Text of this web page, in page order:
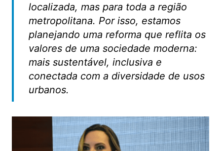
localizada, mas para toda a região
metropolitana. Por isso, estamos
planejando uma reforma que reflita os
valores de uma sociedade moderna:
mais sustentável, inclusiva e
conectada com a diversidade de usos
urbanos.